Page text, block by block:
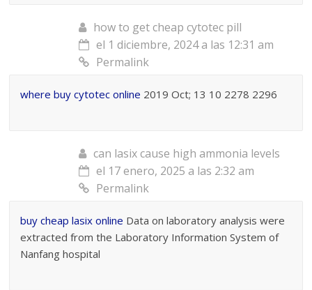
how to get cheap cytotec pill
el 1 diciembre, 2024 a las 12:31 am
Permalink
where buy cytotec online 2019 Oct; 13 10 2278 2296
can lasix cause high ammonia levels
el 17 enero, 2025 a las 2:32 am
Permalink
buy cheap lasix online Data on laboratory analysis were
extracted from the Laboratory Information System of
Nanfang hospital